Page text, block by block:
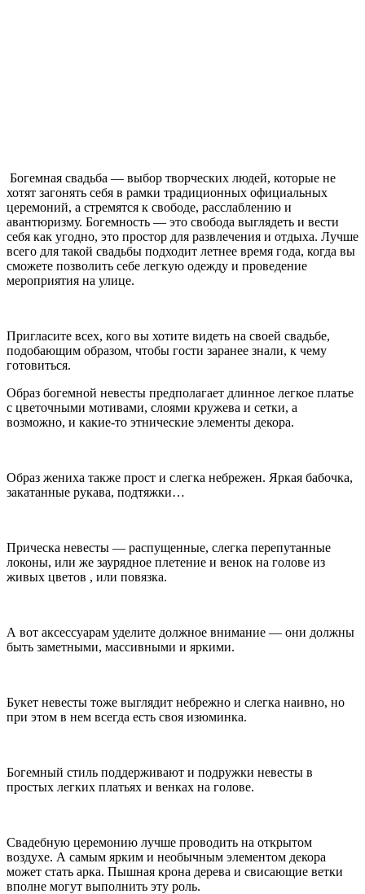
Богемная свадьба — выбор творческих людей, которые не
хотят загонять себя в рамки традиционных официальных
церемоний, а стремятся к свободе, расслаблению и
авантюризму. Богемность — это свобода выглядеть и вести
себя как угодно, это простор для развлечения и отдыха. Лучше
всего для такой свадьбы подходит летнее время года, когда вы
сможете позволить себе легкую одежду и проведение
мероприятия на улице.
Пригласите всех, кого вы хотите видеть на своей свадьбе,
подобающим образом, чтобы гости заранее знали, к чему
готовиться.
Образ богемной невесты предполагает длинное легкое платье
с цветочными мотивами, слоями кружева и сетки, а
возможно, и какие-то этнические элементы декора.
Образ жениха также прост и слегка небрежен. Яркая бабочка,
закатанные рукава, подтяжки…
Прическа невесты — распущенные, слегка перепутанные
локоны, или же заурядное плетение и венок на голове из
живых цветов , или повязка.
А вот аксессуарам уделите должное внимание — они должны
быть заметными, массивными и яркими.
Букет невесты тоже выглядит небрежно и слегка наивно, но
при этом в нем всегда есть своя изюминка.
Богемный стиль поддерживают и подружки невесты в
простых легких платьях и венках на голове.
Свадебную церемонию лучше проводить на открытом
воздухе. А самым ярким и необычным элементом декора
может стать арка. Пышная крона дерева и свисающие ветки
вполне могут выполнить эту роль.